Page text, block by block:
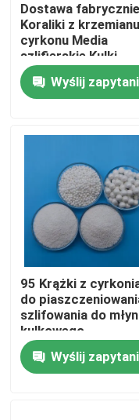
Produkty
O nas
Kontrola jakości
Skontaktuj się z
Ceramiczne
Ceramiczne kulki
Dostawa fabrycznie
Koraliki z krzemianu
cyrkonu Media
szlifierskie Kulki
ceramiczne z tlenku
cyrkonuWyślij
95 Krążki z
do
szlifowania do
kulkowego
planetarnego
Wyślij